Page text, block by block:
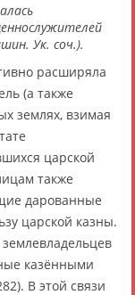
Ук. соч.).
расширяла
(а также
землях, взимая
царской
также
дарованные
царской казны.
казёнными
В этой связи